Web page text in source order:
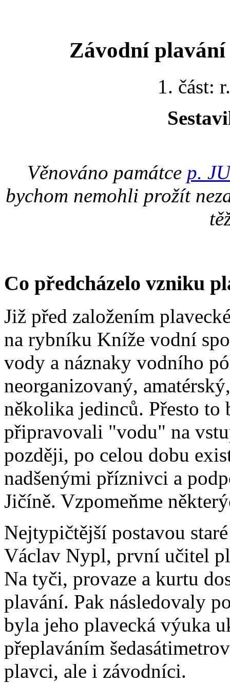
Závodní
1. část:
Věnováno památce p.
bychom nemohli prožít
Co předcházelo vzniku
Již před založením
na rybníku Kníže vodní
vody a náznaky vodního
neorganizovaný,
několika jedinců. Přesto
připravovali "vodu" na
později, po celou dobu
nadšenými příznivci a
Jičíně. Vzpomeňme
Nejtypičtější postavou
Václav Nypl, první učitel
Na tyči, provaze a kurtu
plavání. Pak následovaly
byla jeho plavecká výuka
přeplaváním
plavci, ale i závodníci.